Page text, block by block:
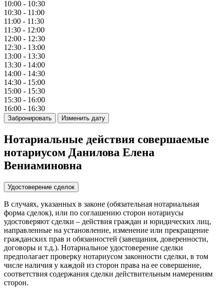
10:00 - 10:30
10:30 - 11:00
11:00 - 11:30
11:30 - 12:00
12:00 - 12:30
12:30 - 13:00
13:00 - 13:30
13:30 - 14:00
14:00 - 14:30
14:30 - 15:00
15:00 - 15:30
15:30 - 16:00
16:00 - 16:30
Забронировать Изменить дату
Нотариальные действия совершаемые
нотариусом Данилова Елена
Вениаминовна
Удостоверение сделок
В случаях, указанных в законе (обязательная нотариальная
форма сделок), или по соглашению сторон нотариусы
удостоверяют сделки – действия граждан и юридических лиц,
направленные на установление, изменение или прекращение
гражданских прав и обязанностей (завещания, доверенности,
договоры и т.д.). Нотариальное удостоверение сделки
предполагает проверку нотариусом законности сделки, в том
числе наличия у каждой из сторон права на ее совершение,
соответствия содержания сделки действительным намерениям
сторон.